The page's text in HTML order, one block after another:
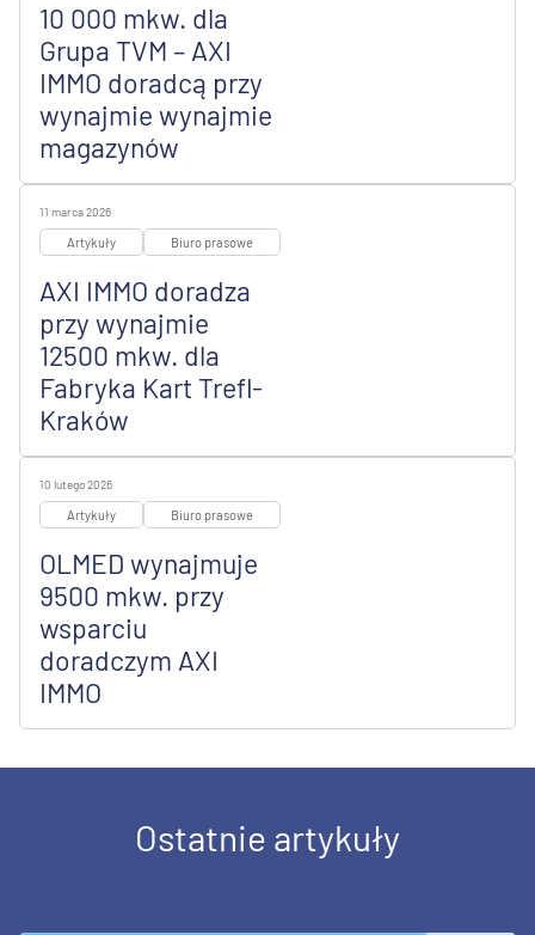
10 000 mkw. dla
Grupa TVM – AXI
IMMO doradcą przy
wynajmie wynajmie
magazynów
11 marca 2026
Artykuły Biuro prasowe
AXI IMMO doradza
przy wynajmie
12500 mkw. dla
Fabryka Kart Trefl-
Kraków
10 lutego 2026
Artykuły Biuro prasowe
OLMED wynajmuje
9500 mkw. przy
wsparciu
doradczym AXI
IMMO
Ostatnie artykuły